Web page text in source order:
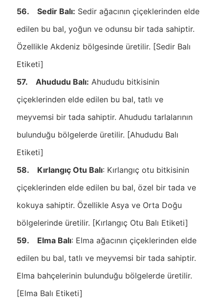
56. Sedir Balı: Sedir ağacının çiçeklerinden elde
edilen bu bal, yoğun ve odunsu bir tada sahiptir.
Özellikle Akdeniz bölgesinde üretilir. [Sedir Balı
Etiketi]
57. Ahududu Balı: Ahududu bitkisinin
çiçeklerinden elde edilen bu bal, tatlı ve
meyvemsi bir tada sahiptir. Ahududu tarlalarının
bulunduğu bölgelerde üretilir. [Ahududu Balı
Etiketi]
58. Kırlangıç Otu Balı: Kırlangıç otu bitkisinin
çiçeklerinden elde edilen bu bal, özel bir tada ve
kokuya sahiptir. Özellikle Asya ve Orta Doğu
bölgelerinde üretilir. [Kırlangıç Otu Balı Etiketi]
59. Elma Balı: Elma ağacının çiçeklerinden elde
edilen bu bal, tatlı ve meyvemsi bir tada sahiptir.
Elma bahçelerinin bulunduğu bölgelerde üretilir.
[Elma Balı Etiketi]